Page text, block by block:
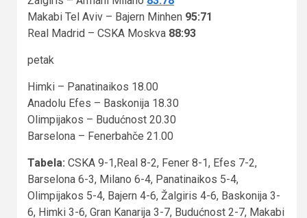
Makabi Tel Aviv – Bajern Minhen 95:71
Real Madrid – CSKA Moskva 88:93
petak
Himki – Panatinaikos 18.00
Anadolu Efes – Baskonija 18.30
Olimpijakos – Budućnost 20.30
Barselona – Fenerbahče 21.00
Tabela: CSKA 9-1,Real 8-2, Fener 8-1, Efes 7-2,
Barselona 6-3, Milano 6-4, Panatinaikos 5-4,
Olimpijakos 5-4, Bajern 4-6, Žalgiris 4-6, Baskonija 3-
6, Himki 3-6, Gran Kanarija 3-7, Budućnost 2-7, Makabi